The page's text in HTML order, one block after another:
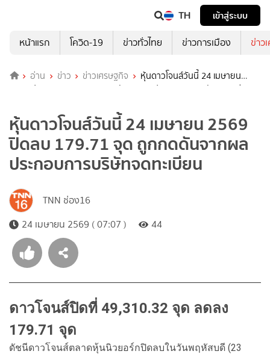
TH
เข้าสู่ระบบ
หน้าแรก
โควิด-19 ข่าวทั่วไทย ข่าวการเมือง ข่าว
อ่าน ข่าว ข่าวเศรษฐกิจ
หุ้นดาวโจนส์วันนี้ 24 เมษายน
2569 ปิดลบ 179.71 จุด ถูกกดดันจากผลประกอบการบริษัทจดทะเบียน
หุ้นดาวโจนส์วันนี้ 24 เมษายน 2569
ปิดลบ 179.71 จุด ถูกกดดันจากผล
ประกอบการบริษัทจดทะเบียน
TNN ช่อง16
24 เมษายน 2569 ( 07:07 )
44
ดาวโจนส์ปิดที่ 49,310.32 จุด ลดลง
179.71 จุด
ดัชนีดาวโจนส์ตลาดหุ้นนิวยอร์กปิดลบในวันพฤหัสบดี (23